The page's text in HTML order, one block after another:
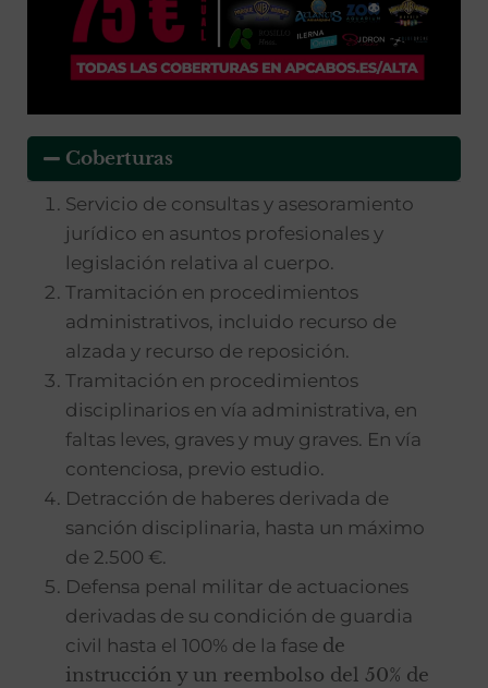
Coberturas
Servicio de consultas y asesoramiento
jurídico en asuntos profesionales y
legislación relativa al cuerpo.
Tramitación en procedimientos
administrativos, incluido recurso de
alzada y recurso de reposición.
Tramitación en procedimientos
disciplinarios en vía administrativa, en
faltas leves, graves y muy graves. En vía
contenciosa, previo estudio.
Detracción de haberes derivada de
sanción disciplinaria, hasta un máximo
de 2.500 €.
Defensa penal militar de actuaciones
derivadas de su condición de guardia
civil hasta el 100% de la fase de
instrucción y un reembolso del 50% de